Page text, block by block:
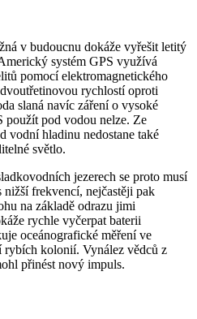
v budoucnu dokáže vyřešit letitý
systém GPS využívá
pomocí elektromagnetického
rychlostí oproti
slaná navíc záření o vysoké
použít pod vodou nelze. Ze
vodní hladinu nedostane také
světlo.
jezerech se proto musí
frekvencí, nejčastěji pak
na základě odrazu jimi
rychle vyčerpat baterii
oceánografické měření ve
kolonií. Vynález vědců z
přinést nový impuls.